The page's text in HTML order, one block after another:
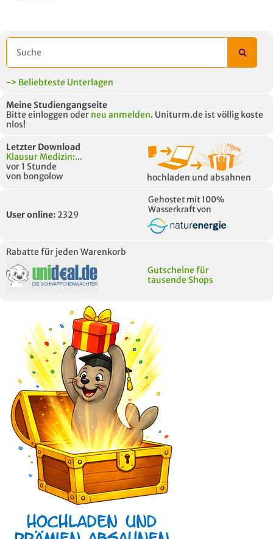
-> Beliebteste Unterlagen
Meine Studiengangseite
Bitte einloggen oder neu anmelden. Uniturm.de ist völlig koste
nlos!
Letzter Download
Klausur Medizin:...
vor 1 Stunde
von bongolow
hochladen und absahnen
User online: 2329
Gehostet mit 100%
Wasserkraft von
Rabatte für jeden Warenkorb
Gutscheine für
tausende Shops